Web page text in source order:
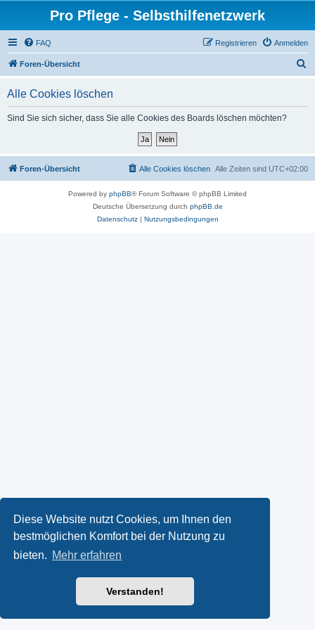
Diese Website nutzt Cookies, um Ihnen den
bestmöglichen Komfort bei der Nutzung zu
bieten. Mehr erfahren
Verstanden!
Pro Pflege - Selbsthilfenetzwerk
FAQ Anmelden
Registrieren
Foren-Übersicht
Alle Cookies löschen
Sind Sie sich sicher, dass Sie alle Cookies des Boards löschen möchten?
Foren-Übersicht Alle Zeiten sind UTC+02:00
Alle Cookies löschen
Powered by phpBB® Forum Software © phpBB Limited
Deutsche Übersetzung durch phpBB.de
Datenschutz| Nutzungsbedingungen